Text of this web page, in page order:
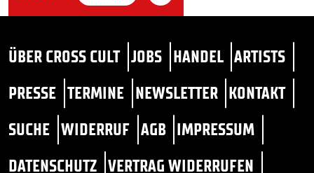
ÜBER CROSS CULT JOBS HANDEL ARTISTS
PRESSE TERMINE NEWSLETTER KONTAKT
SUCHE WIDERRUF AGB IMPRESSUM
DATENSCHUTZ VERTRAG WIDERRUFEN